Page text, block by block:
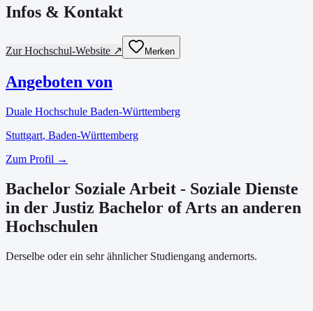
Infos & Kontakt
Zur Hochschul-Website ↗ Merken
Angeboten von
Duale Hochschule Baden-Württemberg
Stuttgart, Baden-Württemberg
Zum Profil →
Bachelor Soziale Arbeit - Soziale Dienste
in der Justiz Bachelor of Arts an anderen
Hochschulen
Derselbe oder ein sehr ähnlicher Studiengang andernorts.